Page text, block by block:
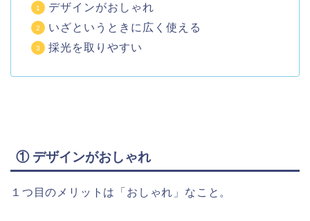
デザインがおしゃれ
いざというときに広く使える
採光を取りやすい
① デザインがおしゃれ
１つ目のメリットは「おしゃれ」なこと。